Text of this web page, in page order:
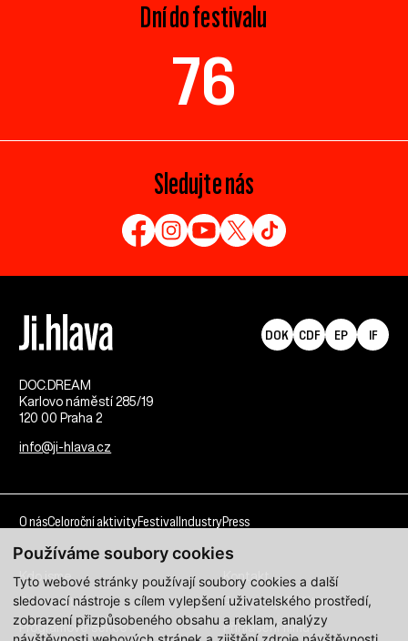
Používáme soubory cookies
Tyto webové stránky používají soubory cookies a další
sledovací nástroje s cílem vylepšení uživatelského prostředí,
zobrazení přizpůsobeného obsahu a reklam, analýzy
Dní do festivalu
76
Sledujte nás
DOC.DREAM​
Karlovo náměstí 285/19
120 00 Praha 2
info@ji-hlava.cz
DOK CDF EP IF
O násCeloroční aktivityFestival IndustryPress
Kdo jsme
Kontakt
Partnerství
Pracovní příležitosti
Programové sekce
Přihlášení filmu